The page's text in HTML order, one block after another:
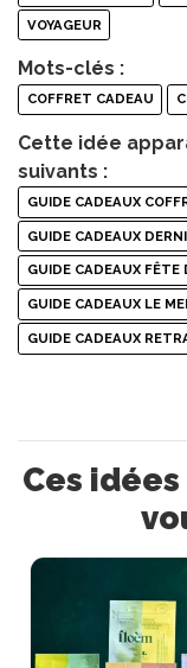
VOYAGEUR
Mots-clés :
COFFRET CADEAU
Cette idée
suivants :
GUIDE CADEAUX
GUIDE CADEAUX
GUIDE CADEAUX FÊTE
GUIDE CADEAUX LE
GUIDE CADEAUX
Ces